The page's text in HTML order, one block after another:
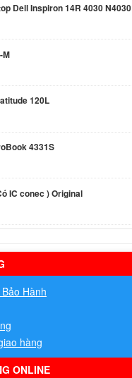
Dell Inspiron 14R 4030 N4030
M
120L
4331S
IC conec ) Original
online
Hành
hàng
ONLINE